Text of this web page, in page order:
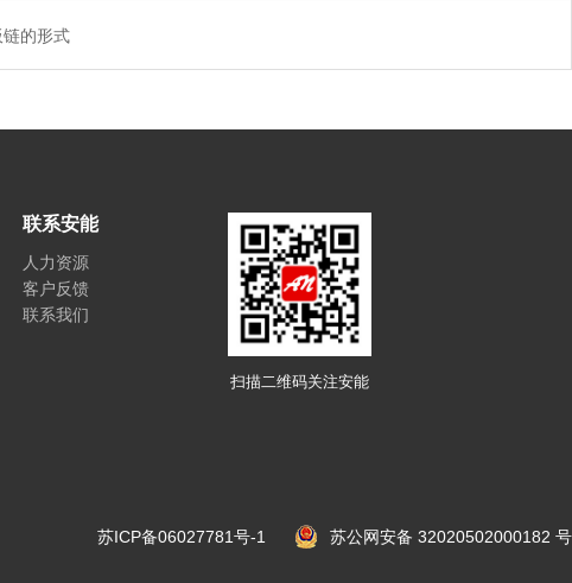
的形式
联系安能
人力资源
客户反馈
联系我们
扫描二维码关注安能
苏ICP备06027781号-1 苏公网安备 32020502000182 号